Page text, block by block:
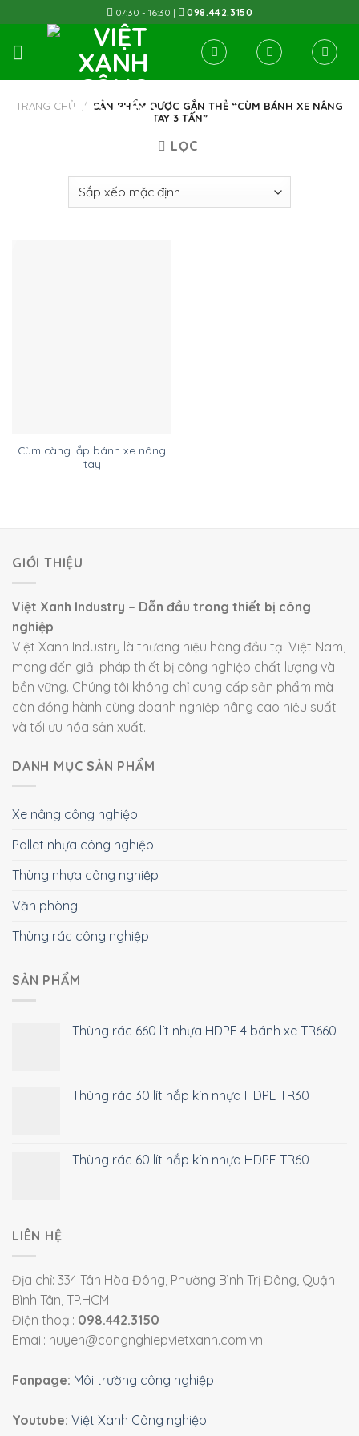
to
content
07:30 - 16:30 | 098.442.3150
TRANG CHỦ / SẢN PHẨM ĐƯỢC GẮN THẺ “CÙM BÁNH XE NÂNG
TAY 3 TẤN”
LỌC
Cùm càng lắp bánh xe nâng
tay
GIỚI THIỆU
Việt Xanh Industry – Dẫn đầu trong thiết bị công
nghiệp
Việt Xanh Industry là thương hiệu hàng đầu tại Việt Nam,
mang đến giải pháp thiết bị công nghiệp chất lượng và
bền vững. Chúng tôi không chỉ cung cấp sản phẩm mà
còn đồng hành cùng doanh nghiệp nâng cao hiệu suất
và tối ưu hóa sản xuất.
DANH MỤC SẢN PHẨM
Xe nâng công nghiệp
Pallet nhựa công nghiệp
Thùng nhựa công nghiệp
Văn phòng
Thùng rác công nghiệp
SẢN PHẨM
Thùng rác 660 lít nhựa HDPE 4 bánh xe TR660
Thùng rác 30 lít nắp kín nhựa HDPE TR30
Thùng rác 60 lít nắp kín nhựa HDPE TR60
LIÊN HỆ
Địa chỉ: 334 Tân Hòa Đông, Phường Bình Trị Đông, Quận
Bình Tân, TP.HCM
Điện thoại: 098.442.3150
Email: huyen@congnghiepvietxanh.com.vn
Fanpage: Môi trường công nghiệp
Youtube: Việt Xanh Công nghiệp